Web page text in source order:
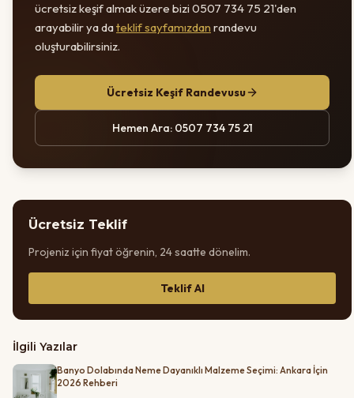
ücretsiz keşif almak üzere bizi 0507 734 75 21'den
arayabilir ya dateklif sayfamızdan randevu
oluşturabilirsiniz.
Ücretsiz Keşif Randevusu
Hemen Ara: 0507 734 75 21
Ücretsiz Teklif
Projeniz için fiyat öğrenin, 24 saatte dönelim.
Teklif Al
İlgili Yazılar
Banyo Dolabında Neme Dayanıklı Malzeme Seçimi: Ankara İçin
2026 Rehberi